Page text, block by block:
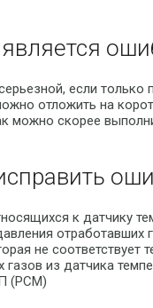
если только
отложить на
можно скорее
к датчику
отработавших
не соответствует
газов из датчика
(PCM)